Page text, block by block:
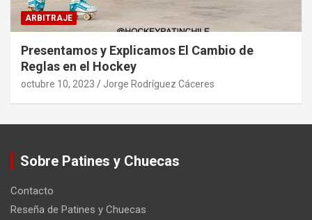
ARBITRAJE
Presentamos y Explicamos El Cambio de
Reglas en el Hockey
octubre 10, 2023 Jorge Rodríguez Cáceres
Sobre Patines y Chuecas
Contacto
Reseña de Patines y Chuecas